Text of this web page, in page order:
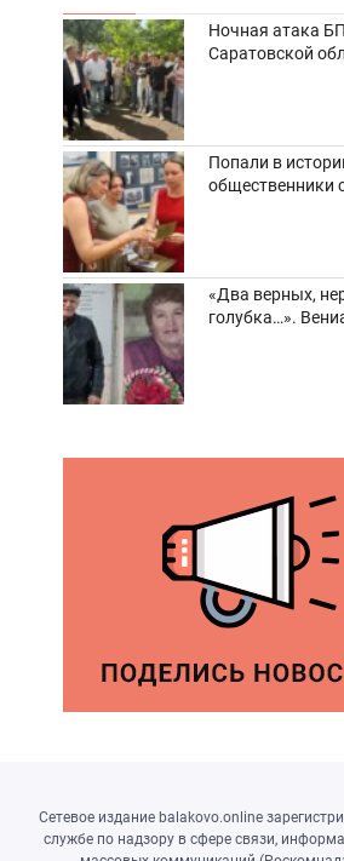
Ночная атака
Саратовской
Попали в
общественники
«Два верных,
голубка…».
Сетевое издание balakovo.online
службе по надзору в сфере связи,